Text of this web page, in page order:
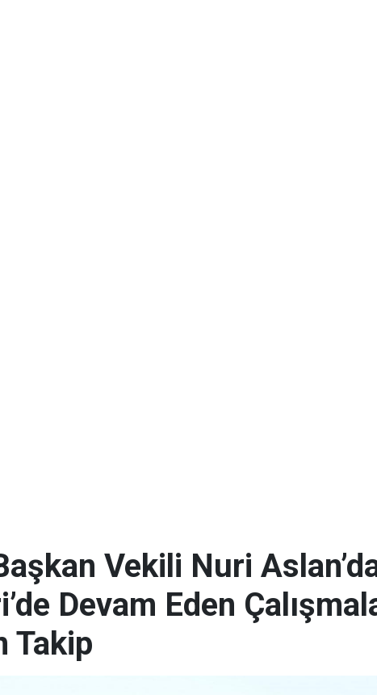
Vekili Nuri
Devam Eden
Takip